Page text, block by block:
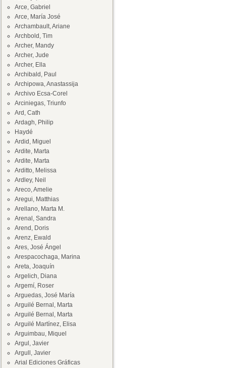
Arce, Gabriel
Arce, María José
Archambault, Ariane
Archbold, Tim
Archer, Mandy
Archer, Jude
Archer, Ella
Archibald, Paul
Archipowa, Anastassija
Archivo Ecsa-Corel
Arciniegas, Triunfo
Ard, Cath
Ardagh, Philip
Haydé
Ardid, Miguel
Ardite, Marta
Ardite, Marta
Arditto, Melissa
Ardley, Neil
Areco, Amelie
Aregui, Matthias
Arellano, Marta M.
Arenal, Sandra
Arend, Doris
Arenz, Ewald
Ares, José Ángel
Arespacochaga, Marina
Areta, Joaquín
Argelich, Diana
Argemí, Roser
Arguedas, José María
Arguilé Bernal, Marta
Arguilé Bernal, Marta
Arguilé Martínez, Elisa
Arguimbau, Miquel
Argul, Javier
Argull, Javier
Arial Ediciones Gráficas